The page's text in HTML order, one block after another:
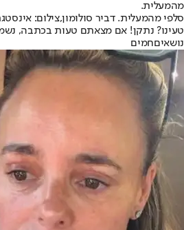
מהמעלית.
סלפי מהמעלית. דביר סולומון,צילום:
טעינו? נתקן! אם מצאתם טעות בכתבה,
נושאיםחמים